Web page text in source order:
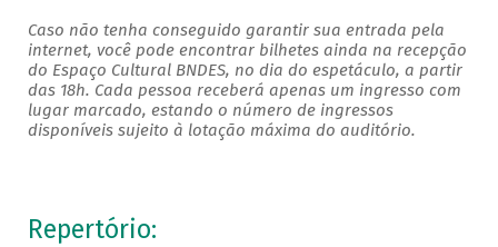
Caso não tenha conseguido garantir sua entrada pela
internet, você pode encontrar bilhetes ainda na recepção
do Espaço Cultural BNDES, no dia do espetáculo, a partir
das 18h. Cada pessoa receberá apenas um ingresso com
lugar marcado, estando o número de ingressos
disponíveis sujeito à lotação máxima do auditório.
Repertório: